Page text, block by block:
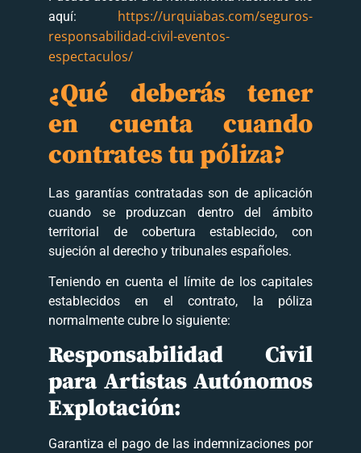
aquí: https://urquiabas.com/seguros-
responsabilidad-civil-eventos-
espectaculos/
¿Qué deberás tener
en cuenta cuando
contrates tu póliza?
Las garantías contratadas son de aplicación
cuando se produzcan dentro del ámbito
territorial de cobertura establecido, con
sujeción al derecho y tribunales españoles.
Teniendo en cuenta el límite de los capitales
establecidos en el contrato, la póliza
normalmente cubre lo siguiente:
Responsabilidad Civil
para Artistas Autónomos
Explotación:
Garantiza el pago de las indemnizaciones por